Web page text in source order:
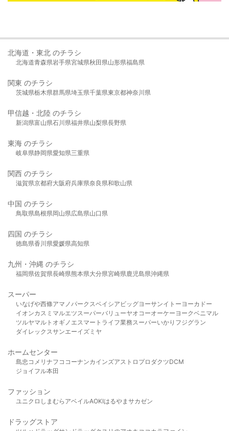
北海道・東北 のチラシ
北海道青森県岩手県宮城県秋田県山形県福島県
関東 のチラシ
茨城県栃木県群馬県埼玉県千葉県東京都神奈川県
甲信越・北陸 のチラシ
新潟県富山県石川県福井県山梨県長野県
東海 のチラシ
岐阜県静岡県愛知県三重県
関西 のチラシ
滋賀県京都府大阪府兵庫県奈良県和歌山県
中国 のチラシ
鳥取県島根県岡山県広島県山口県
四国 のチラシ
徳島県香川県愛媛県高知県
九州・沖縄 のチラシ
福岡県佐賀県長崎県熊本県大分県宮崎県鹿児島県沖縄県
スーパー
いなげや西條アマノパークスベイシア ビッグヨーサンイトーヨーカドー
イオンカスミ マルエツスーパーバリューヤオコーオーケー ヨークベニマル
ツルヤマルト オギノ エスマート ライフ業務スーパーいかり フジグラン
ダイレックスサンエーイズミヤ
ホームセンター
島忠 コメリ ナフコ コーナンカインズアストロプロダクツDCM
ジョイフル本田
ファッション
ユニクロ しまむら アベイルAOKIはるやま サカゼン
ドラッグストア